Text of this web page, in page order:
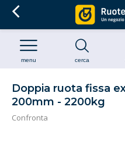
cerca
menu
Doppia ruota fissa
200mm - 2200kg
Confronta